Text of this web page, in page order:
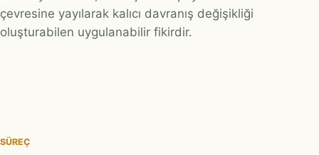
çevresine yayılarak kalıcı davranış değişikliği
oluşturabilen uygulanabilir fikirdir.
SÜREÇ